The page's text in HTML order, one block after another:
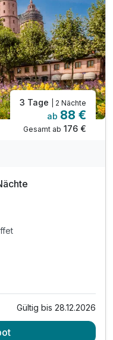
3 Tage | 2 Nächte
ab 88 €
Gesamt ab 176 €
Gültig bis 28.12.2026